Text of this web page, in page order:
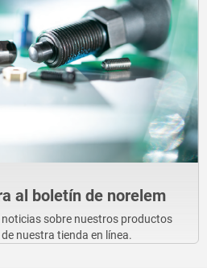
al boletín de norelem
noticias sobre nuestros productos
nuestra tienda en línea.